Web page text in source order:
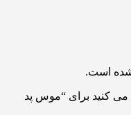
است.
می کنید برای “موس پد